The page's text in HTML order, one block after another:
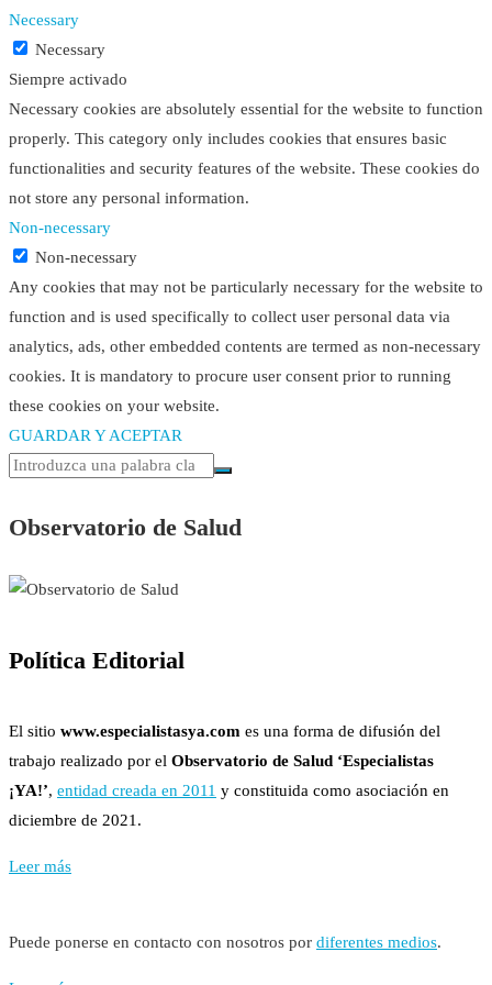
Necessary
Necessary
Siempre activado
Necessary cookies are absolutely essential for the website to function
properly. This category only includes cookies that ensures basic
functionalities and security features of the website. These cookies do
not store any personal information.
Non-necessary
Non-necessary
Any cookies that may not be particularly necessary for the website to
function and is used specifically to collect user personal data via
analytics, ads, other embedded contents are termed as non-necessary
cookies. It is mandatory to procure user consent prior to running
these cookies on your website.
GUARDAR Y ACEPTAR
Observatorio de Salud
Política Editorial
El sitio www.especialistasya.com es una forma de difusión del
trabajo realizado por el Observatorio de Salud ‘Especialistas
¡YA!’, entidad creada en 2011 y constituida como asociación en
diciembre de 2021.
Leer más
Puede ponerse en contacto con nosotros por diferentes medios.